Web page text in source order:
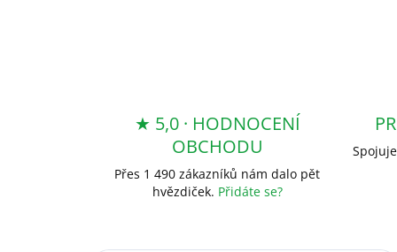
★ 5,0 · HODNOCENÍ
OBCHODU
Přes 1 490 zákazníků nám dalo pět
hvězdiček. Přidáte se?